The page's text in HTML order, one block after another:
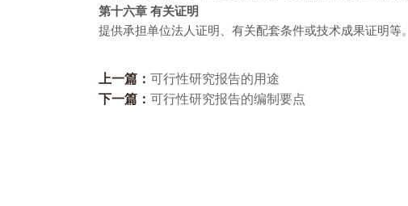
第十六章 有关证明
提供承担单位法人证明、有关配套条件或技术成果证明等。
上一篇： 可行性研究报告的用途
下一篇： 可行性研究报告的编制要点